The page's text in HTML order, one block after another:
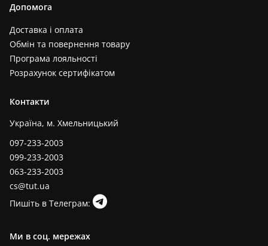
Допомога
Доставка і оплата
Обмін та повернення товару
Програма лояльності
Розрахунок сертифікатом
Контакти
Україна, м. Хмельницький
097-233-2003
099-233-2003
063-233-2003
cs@tut.ua
Пишіть в Телеграм:
Ми в соц. мережах